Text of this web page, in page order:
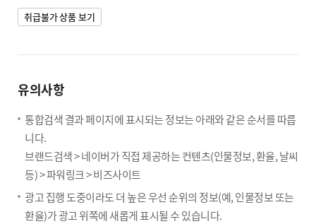
취급불가 상품 보기
유의사항
통합검색 결과 페이지에 표시되는 정보는 아래와 같은 순서를 따릅
니다.
브랜드검색 > 네이버가 직접 제공하는 컨텐츠(인물정보, 환율, 날씨
등) > 파워링크 > 비즈사이트
광고 집행 도중이라도 더 높은 우선 순위의 정보(예, 인물정보 또는
환율)가 광고 위쪽에 새롭게 표시될 수 있습니다.